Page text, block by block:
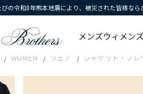
びの令和8年熊本地震により、被災された皆様な
メンズウィメン
WOMEN ウェア ジャケット・ブレ